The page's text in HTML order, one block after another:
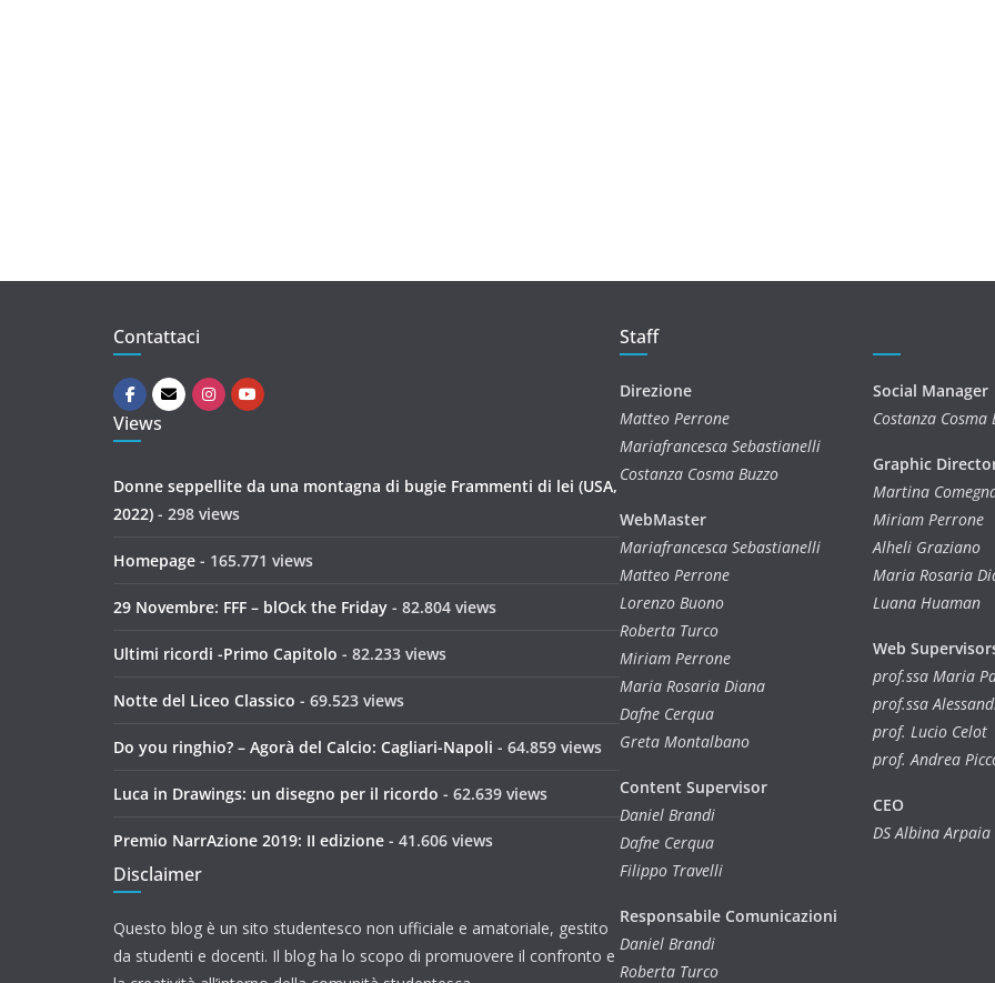
Contattaci
Views
Donne seppellite da una montagna di bugie Frammenti di lei (USA,
2022) - 298 views
Homepage - 165.771 views
29 Novembre: FFF – blOck the Friday - 82.804 views
Ultimi ricordi -Primo Capitolo - 82.233 views
Notte del Liceo Classico - 69.523 views
Do you ringhio? – Agorà del Calcio: Cagliari-Napoli - 64.859 views
Luca in Drawings: un disegno per il ricordo - 62.639 views
Premio NarrAzione 2019: II edizione - 41.606 views
Disclaimer
Questo blog è un sito studentesco non ufficiale e amatoriale, gestito
da studenti e docenti. Il blog ha lo scopo di promuovere il confronto e
Staff
Direzione
Matteo Perrone
Mariafrancesca Sebastianelli
Costanza Cosma Buzzo
WebMaster
Mariafrancesca Sebastianelli
Matteo Perrone
Lorenzo Buono
Roberta Turco
Miriam Perrone
Maria Rosaria Diana
Dafne Cerqua
Greta Montalbano
Content Supervisor
Daniel Brandi
Dafne Cerqua
Filippo Travelli
Responsabile Comunicazioni
Daniel Brandi
Roberta Turco
Social Manager
Costanza Cosma
Graphic
Martina
Miriam Perrone
Alheli Graziano
Maria Rosaria
Luana Huaman
Web
prof.ssa Maria
prof.ssa
prof. Lucio Celot
prof. Andrea
CEO
DS Albina Arpaia